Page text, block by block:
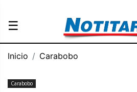
☰
Inicio Carabobo
Carabobo